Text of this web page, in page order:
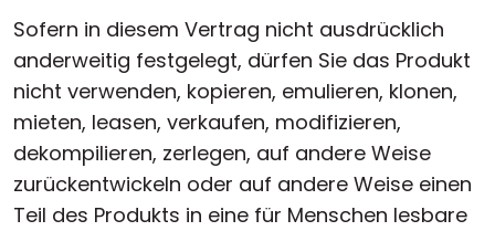
Sofern in diesem Vertrag nicht ausdrücklich
anderweitig festgelegt, dürfen Sie das Produkt
nicht verwenden, kopieren, emulieren, klonen,
mieten, leasen, verkaufen, modifizieren,
dekompilieren, zerlegen, auf andere Weise
zurückentwickeln oder auf andere Weise einen
Teil des Produkts in eine für Menschen lesbare